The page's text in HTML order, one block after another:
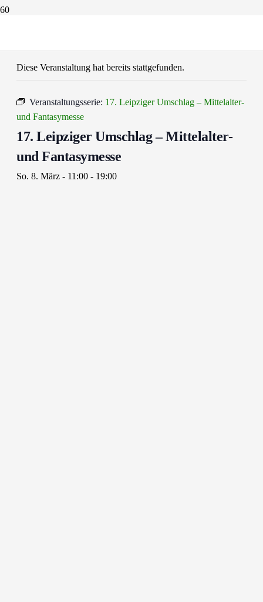
Diese Veranstaltung hat bereits stattgefunden.
Veranstaltungsserie: 17. Leipziger Umschlag – Mittelalter-
und Fantasymesse
17. Leipziger Umschlag – Mittelalter-
und Fantasymesse
So. 8. März - 11:00 - 19:00